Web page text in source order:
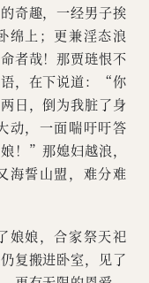
奇趣，一经男子挨
绵上；更兼淫态浪
者哉！那贾琏恨不
，在下说道：“你
日，倒为我脏了身
动，一面喘吁吁答
！”那媳妇越浪，
海誓山盟，难分难
娘娘，合家祭天祀
复搬进卧室，见了